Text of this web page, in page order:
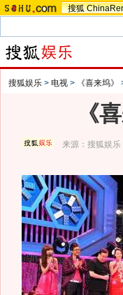
搜狐
搜狐娱乐 > 电视 > 《喜来坞》
《
来源：搜狐娱乐